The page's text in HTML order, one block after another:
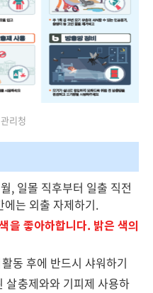
리청
, 일몰 직후부터 일출 직전
는 외출 자제하기.
을 좋아하합니다. 밝은 색의
동 후에 반드시 샤워하기
살충제와와 기피제 사용하